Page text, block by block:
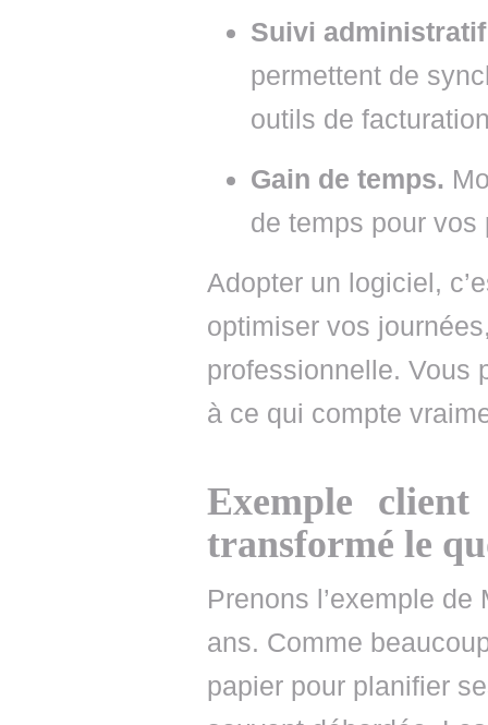
Suivi
permettent de
outils de
Gain de temps.
de temps pour
Adopter un logiciel,
optimiser vos
professionnelle. Vous
à ce qui compte
Exemple
transformé le
Prenons l’exemple
ans. Comme
papier pour planifier